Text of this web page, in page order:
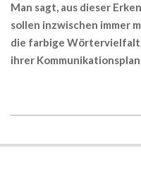
Man sagt, aus dieser
sollen inzwischen immer
die farbige Wörtervielfalt
ihrer
03-